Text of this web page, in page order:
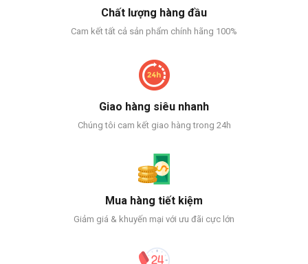
Chất lượng hàng đầu
Cam kết tất cả sản phẩm chính hãng 100%
Giao hàng siêu nhanh
Chúng tôi cam kết giao hàng trong 24h
Mua hàng tiết kiệm
Giảm giá & khuyến mại với ưu đãi cực lớn